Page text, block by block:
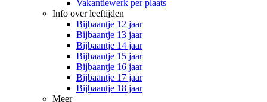
Vakantiewerk per plaats
Info over leeftijden
Bijbaantje 12 jaar
Bijbaantje 13 jaar
Bijbaantje 14 jaar
Bijbaantje 15 jaar
Bijbaantje 16 jaar
Bijbaantje 17 jaar
Bijbaantje 18 jaar
Meer